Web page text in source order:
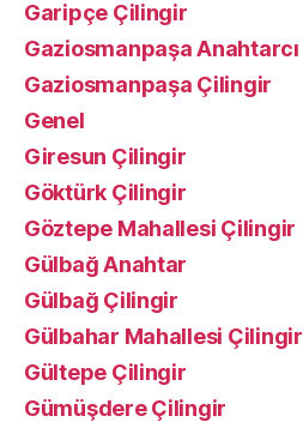
Garipçe Çilingir
Gaziosmanpaşa Anahtarcı
Gaziosmanpaşa Çilingir
Genel
Giresun Çilingir
Göktürk Çilingir
Göztepe Mahallesi Çilingir
Gülbağ Anahtar
Gülbağ Çilingir
Gülbahar Mahallesi Çilingir
Gültepe Çilingir
Gümüşdere Çilingir